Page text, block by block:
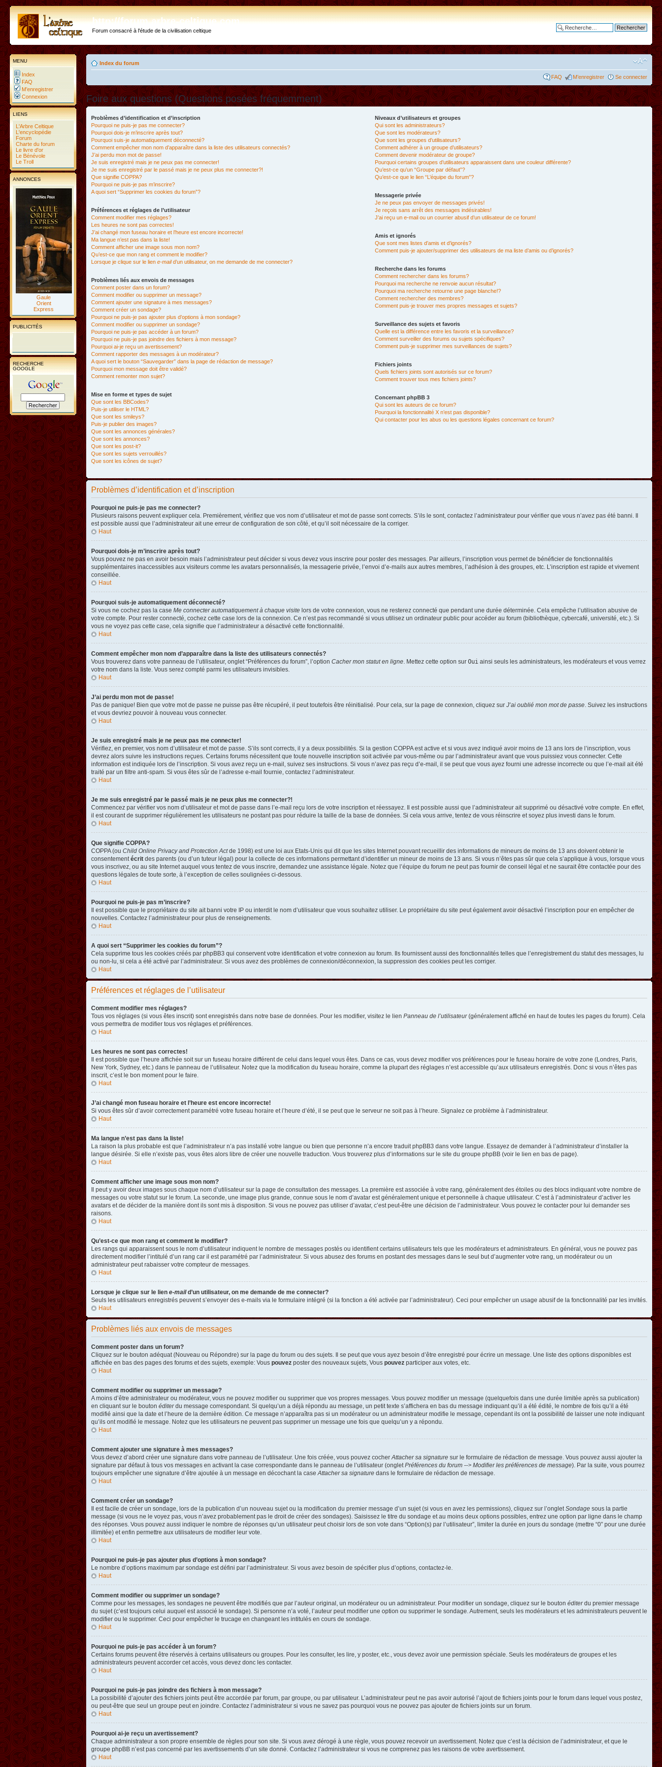
http://forum.arbre-celtique.com
Forum consacré à l'étude de la civilisation celtique
MENU
Index
FAQ
M’enregistrer
Connexion
LIENS
L'Arbre Celtique
L'encyclopédie
Forum
Charte du forum
Le livre d'or
Le Bénévole
Le Troll
ANNONCES
Gaule
Orient
Express
PUBLICITÉS
RECHERCHE
GOOGLE
Index du forum
FAQ M’enregistrer Se connecter
Foire aux questions (Questions posées fréquemment)
Problèmes d’identification et d’inscription
Pourquoi ne puis-je pas me connecter?
Pourquoi dois-je m’inscrire après tout?
Pourquoi suis-je automatiquement déconnecté?
Comment empêcher mon nom d’apparaître dans la liste des utilisateurs connectés?
J’ai perdu mon mot de passe!
Je suis enregistré mais je ne peux pas me connecter!
Je me suis enregistré par le passé mais je ne peux plus me connecter?!
Que signifie COPPA?
Pourquoi ne puis-je pas m’inscrire?
A quoi sert “Supprimer les cookies du forum”?
Préférences et réglages de l’utilisateur
Comment modifier mes réglages?
Les heures ne sont pas correctes!
J’ai changé mon fuseau horaire et l’heure est encore incorrecte!
Ma langue n’est pas dans la liste!
Comment afficher une image sous mon nom?
Qu’est-ce que mon rang et comment le modifier?
Lorsque je clique sur le lien e-maild’un utilisateur, on me demande de me connecter?
Problèmes liés aux envois de messages
Comment poster dans un forum?
Comment modifier ou supprimer un message?
Comment ajouter une signature à mes messages?
Comment créer un sondage?
Pourquoi ne puis-je pas ajouter plus d’options à mon sondage?
Comment modifier ou supprimer un sondage?
Pourquoi ne puis-je pas accéder à un forum?
Pourquoi ne puis-je pas joindre des fichiers à mon message?
Pourquoi ai-je reçu un avertissement?
Comment rapporter des messages à un modérateur?
A quoi sert le bouton “Sauvegarder” dans la page de rédaction de message?
Pourquoi mon message doit être validé?
Comment remonter mon sujet?
Mise en forme et types de sujet
Que sont les BBCodes?
Puis-je utiliser le HTML?
Que sont les smileys?
Puis-je publier des images?
Que sont les annonces générales?
Que sont les annonces?
Que sont les post-it?
Que sont les sujets verrouillés?
Que sont les icônes de sujet?
Niveaux d’utilisateurs et groupes
Qui sont les administrateurs?
Que sont les modérateurs?
Que sont les groupes d’utilisateurs?
Comment adhérer à un groupe d’utilisateurs?
Comment devenir modérateur de groupe?
Pourquoi certains groupes d’utilisateurs apparaissent dans une couleur différente?
Qu’est-ce qu’un “Groupe par défaut”?
Qu’est-ce que le lien “L’équipe du forum”?
Messagerie privée
Je ne peux pas envoyer de messages privés!
Je reçois sans arrêt des messages indésirables!
J’ai reçu un e-mail ou un courrier abusif d’un utilisateur de ce forum!
Amis et ignorés
Que sont mes listes d’amis et d’ignorés?
Comment puis-je ajouter/supprimer des utilisateurs de ma liste d’amis ou d’ignorés?
Recherche dans les forums
Comment rechercher dans les forums?
Pourquoi ma recherche ne renvoie aucun résultat?
Pourquoi ma recherche retourne une page blanche!?
Comment rechercher des membres?
Comment puis-je trouver mes propres messages et sujets?
Surveillance des sujets et favoris
Quelle est la différence entre les favoris et la surveillance?
Comment surveiller des forums ou sujets spécifiques?
Comment puis-je supprimer mes surveillances de sujets?
Fichiers joints
Quels fichiers joints sont autorisés sur ce forum?
Comment trouver tous mes fichiers joints?
Concernant phpBB 3
Qui sont les auteurs de ce forum?
Pourquoi la fonctionnalité X n’est pas disponible?
Qui contacter pour les abus ou les questions légales concernant ce forum?
Problèmes d’identification et d’inscription
Pourquoi ne puis-je pas me connecter?
Plusieurs raisons peuvent expliquer cela. Premièrement, vérifiez que vos nom d’utilisateur et mot de passe sont corrects. S’ils le sont, contactez l’administrateur pour vérifier que vous n’avez pas été banni. Il
est possible aussi que l’administrateur ait une erreur de configuration de son côté, et qu’il soit nécessaire de la corriger.
Haut
Pourquoi dois-je m’inscrire après tout?
Vous pouvez ne pas en avoir besoin mais l’administrateur peut décider si vous devez vous inscrire pour poster des messages. Par ailleurs, l’inscription vous permet de bénéficier de fonctionnalités
supplémentaires inaccessibles aux visiteurs comme les avatars personnalisés, la messagerie privée, l’envoi d’e-mails aux autres membres, l’adhésion à des groupes, etc. L’inscription est rapide et vivement
conseillée.
Haut
Pourquoi suis-je automatiquement déconnecté?
Si vous ne cochez pas la case Me connecter automatiquement à chaque visite lors de votre connexion, vous ne resterez connecté que pendant une durée déterminée. Cela empêche l’utilisation abusive de
votre compte. Pour rester connecté, cochez cette case lors de la connexion. Ce n’est pas recommandé si vous utilisez un ordinateur public pour accéder au forum (bibliothèque, cybercafé, université, etc.). Si
vous ne voyez pas cette case, cela signifie que l’administrateur a désactivé cette fonctionnalité.
Haut
Comment empêcher mon nom d’apparaître dans la liste des utilisateurs connectés?
Vous trouverez dans votre panneau de l’utilisateur, onglet “Préférences du forum”, l’option Cacher mon statut en ligne . Mettez cette option sur Oui ainsi seuls les administrateurs, les modérateurs et vous verrez
votre nom dans la liste. Vous serez compté parmi les utilisateurs invisibles.
Haut
J’ai perdu mon mot de passe!
Pas de panique! Bien que votre mot de passe ne puisse pas être récupéré, il peut toutefois être réinitialisé. Pour cela, sur la page de connexion, cliquez sur J’ai oublié mon mot de passe . Suivez les instructions
et vous devriez pouvoir à nouveau vous connecter.
Haut
Je suis enregistré mais je ne peux pas me connecter!
Vérifiez, en premier, vos nom d’utilisateur et mot de passe. S’ils sont corrects, il y a deux possibilités. Si la gestion COPPA est active et si vous avez indiqué avoir moins de 13 ans lors de l’inscription, vous
devrez alors suivre les instructions reçues. Certains forums nécessitent que toute nouvelle inscription soit activée par vous-même ou par l’administrateur avant que vous puissiez vous connecter. Cette
information est indiquée lors de l’inscription. Si vous avez reçu un e-mail, suivez ses instructions. Si vous n’avez pas reçu d’e-mail, il se peut que vous ayez fourni une adresse incorrecte ou que l’e-mail ait été
traité par un filtre anti-spam. Si vous êtes sûr de l’adresse e-mail fournie, contactez l’administrateur.
Haut
Je me suis enregistré par le passé mais je ne peux plus me connecter?!
Commencez par vérifier vos nom d’utilisateur et mot de passe dans l’e-mail reçu lors de votre inscription et réessayez. Il est possible aussi que l’administrateur ait supprimé ou désactivé votre compte. En effet,
il est courant de supprimer régulièrement les utilisateurs ne postant pas pour réduire la taille de la base de données. Si cela vous arrive, tentez de vous réinscrire et soyez plus investi dans le forum.
Haut
Que signifie COPPA?
COPPA (ou Child Online Privacy and Protection Actde 1998) est une loi aux Etats-Unis qui dit que les sites Internet pouvant recueillir des informations de mineurs de moins de 13 ans doivent obtenir le
consentement écrit des parents (ou d’un tuteur légal) pour la collecte de ces informations permettant d’identifier un mineur de moins de 13 ans. Si vous n’êtes pas sûr que cela s’applique à vous, lorsque vous
vous inscrivez, ou au site Internet auquel vous tentez de vous inscrire, demandez une assistance légale. Notez que l’équipe du forum ne peut pas fournir de conseil légal et ne saurait être contactée pour des
questions légales de toute sorte, à l’exception de celles soulignées ci-dessous.
Haut
Pourquoi ne puis-je pas m’inscrire?
Il est possible que le propriétaire du site ait banni votre IP ou interdit le nom d’utilisateur que vous souhaitez utiliser. Le propriétaire du site peut également avoir désactivé l’inscription pour en empêcher de
nouvelles. Contactez l’administrateur pour plus de renseignements.
Haut
A quoi sert “Supprimer les cookies du forum”?
Cela supprime tous les cookies créés par phpBB3 qui conservent votre identification et votre connexion au forum. Ils fournissent aussi des fonctionnalités telles que l’enregistrement du statut des messages, lu
ou non-lu, si cela a été activé par l’administrateur. Si vous avez des problèmes de connexion/déconnexion, la suppression des cookies peut les corriger.
Haut
Préférences et réglages de l’utilisateur
Comment modifier mes réglages?
Tous vos réglages (si vous êtes inscrit) sont enregistrés dans notre base de données. Pour les modifier, visitez le lien Panneau de l’utilisateur(généralement affiché en haut de toutes les pages du forum). Cela
vous permettra de modifier tous vos réglages et préférences.
Haut
Les heures ne sont pas correctes!
Il est possible que l’heure affichée soit sur un fuseau horaire différent de celui dans lequel vous êtes. Dans ce cas, vous devez modifier vos préférences pour le fuseau horaire de votre zone (Londres, Paris,
New York, Sydney, etc.) dans le panneau de l’utilisateur. Notez que la modification du fuseau horaire, comme la plupart des réglages n’est accessible qu’aux utilisateurs enregistrés. Donc si vous n’êtes pas
inscrit, c’est le bon moment pour le faire.
Haut
J’ai changé mon fuseau horaire et l’heure est encore incorrecte!
Si vous êtes sûr d’avoir correctement paramétré votre fuseau horaire et l’heure d’été, il se peut que le serveur ne soit pas à l’heure. Signalez ce problème à l’administrateur.
Haut
Ma langue n’est pas dans la liste!
La raison la plus probable est que l’administrateur n’a pas installé votre langue ou bien que personne n’a encore traduit phpBB3 dans votre langue. Essayez de demander à l’administrateur d’installer la
langue désirée. Si elle n’existe pas, vous êtes alors libre de créer une nouvelle traduction. Vous trouverez plus d’informations sur le site du groupe phpBB (voir le lien en bas de page).
Haut
Comment afficher une image sous mon nom?
Il peut y avoir deux images sous chaque nom d’utilisateur sur la page de consultation des messages. La première est associée à votre rang, généralement des étoiles ou des blocs indiquant votre nombre de
messages ou votre statut sur le forum. La seconde, une image plus grande, connue sous le nom d’avatar est généralement unique et personnelle à chaque utilisateur. C’est à l’administrateur d’activer les
avatars et de décider de la manière dont ils sont mis à disposition. Si vous ne pouvez pas utiliser d’avatar, c’est peut-être une décision de l’administrateur. Vous pouvez le contacter pour lui demander ses
raisons.
Haut
Qu’est-ce que mon rang et comment le modifier?
Les rangs qui apparaissent sous le nom d’utilisateur indiquent le nombre de messages postés ou identifient certains utilisateurs tels que les modérateurs et administrateurs. En général, vous ne pouvez pas
directement modifier l’intitulé d’un rang car il est paramétré par l’administrateur. Si vous abusez des forums en postant des messages dans le seul but d’augmenter votre rang, un modérateur ou un
administrateur peut rabaisser votre compteur de messages.
Haut
Lorsque je clique sur le lien e-maild’un utilisateur, on me demande de me connecter?
Seuls les utilisateurs enregistrés peuvent s’envoyer des e-mails via le formulaire intégré (si la fonction a été activée par l’administrateur). Ceci pour empêcher un usage abusif de la fonctionnalité par les invités.
Haut
Problèmes liés aux envois de messages
Comment poster dans un forum?
Cliquez sur le bouton adéquat (Nouveau ou Répondre) sur la page du forum ou des sujets. Il se peut que vous ayez besoin d’être enregistré pour écrire un message. Une liste des options disponibles est
affichée en bas des pages des forums et des sujets, exemple: Vous pouvez poster des nouveaux sujets, Vous pouvez participer aux votes, etc.
Haut
Comment modifier ou supprimer un message?
A moins d’être administrateur ou modérateur, vous ne pouvez modifier ou supprimer que vos propres messages. Vous pouvez modifier un message (quelquefois dans une durée limitée après sa publication)
en cliquant sur le bouton éditerdu message correspondant. Si quelqu’un a déjà répondu au message, un petit texte s’affichera en bas du message indiquant qu’il a été édité, le nombre de fois qu’il a été
modifié ainsi que la date et l’heure de la dernière édition. Ce message n’apparaîtra pas si un modérateur ou un administrateur modifie le message, cependant ils ont la possibilité de laisser une note indiquant
qu’ils ont modifié le message. Notez que les utilisateurs ne peuvent pas supprimer un message une fois que quelqu’un y a répondu.
Haut
Comment ajouter une signature à mes messages?
Vous devez d’abord créer une signature dans votre panneau de l’utilisateur. Une fois créée, vous pouvez cocher Attacher sa signature sur le formulaire de rédaction de message. Vous pouvez aussi ajouter la
signature par défaut à tous vos messages en activant la case correspondante dans le panneau de l’utilisateur (onglet Préférences du forum --> Modifier les préférences de message). Par la suite, vous pourrez
toujours empêcher une signature d’être ajoutée à un message en décochant la case Attacher sa signature dans le formulaire de rédaction de message.
Haut
Comment créer un sondage?
Il est facile de créer un sondage, lors de la publication d’un nouveau sujet ou la modification du premier message d’un sujet (si vous en avez les permissions), cliquez sur l’onglet Sondage sous la partie
message (si vous ne le voyez pas, vous n’avez probablement pas le droit de créer des sondages). Saisissez le titre du sondage et au moins deux options possibles, entrez une option par ligne dans le champ
des réponses. Vous pouvez aussi indiquer le nombre de réponses qu’un utilisateur peut choisir lors de son vote dans “Option(s) par l’utilisateur”, limiter la durée en jours du sondage (mettre “0” pour une durée
illimitée) et enfin permettre aux utilisateurs de modifier leur vote.
Haut
Pourquoi ne puis-je pas ajouter plus d’options à mon sondage?
Le nombre d’options maximum par sondage est défini par l’administrateur. Si vous avez besoin de spécifier plus d’options, contactez-le.
Haut
Comment modifier ou supprimer un sondage?
Comme pour les messages, les sondages ne peuvent être modifiés que par l’auteur original, un modérateur ou un administrateur. Pour modifier un sondage, cliquez sur le bouton éditerdu premier message
du sujet (c’est toujours celui auquel est associé le sondage). Si personne n’a voté, l’auteur peut modifier une option ou supprimer le sondage. Autrement, seuls les modérateurs et les administrateurs peuvent le
modifier ou le supprimer. Ceci pour empêcher le trucage en changeant les intitulés en cours de sondage.
Haut
Pourquoi ne puis-je pas accéder à un forum?
Certains forums peuvent être réservés à certains utilisateurs ou groupes. Pour les consulter, les lire, y poster, etc., vous devez avoir une permission spéciale. Seuls les modérateurs de groupes et les
administrateurs peuvent accorder cet accès, vous devez donc les contacter.
Haut
Pourquoi ne puis-je pas joindre des fichiers à mon message?
La possibilité d’ajouter des fichiers joints peut être accordée par forum, par groupe, ou par utilisateur. L’administrateur peut ne pas avoir autorisé l’ajout de fichiers joints pour le forum dans lequel vous postez,
ou peut-être que seul un groupe peut en joindre. Contactez l’administrateur si vous ne savez pas pourquoi vous ne pouvez pas ajouter de fichiers joints sur un forum.
Haut
Pourquoi ai-je reçu un avertissement?
Chaque administrateur a son propre ensemble de règles pour son site. Si vous avez dérogé à une règle, vous pouvez recevoir un avertissement. Notez que c’est la décision de l’administrateur, et que le
groupe phpBB n’est pas concerné par les avertissements d’un site donné. Contactez l’administrateur si vous ne comprenez pas les raisons de votre avertissement.
Haut